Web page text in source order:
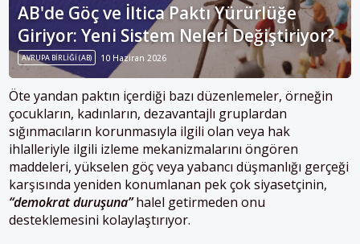
AB'de Göç ve İltica Paktı Yürürlüğe
Giriyor: Yeni Sistem Neleri Değiştiriyor?
AVRUPA BIRLIĞI (AB) 10 Haziran 2026
Öte yandan paktın içerdiği bazı düzenlemeler, örneğin
çocukların, kadınların, dezavantajlı gruplardan
sığınmacıların korunmasıyla ilgili olan veya hak
ihlalleriyle ilgili izleme mekanizmalarını öngören
maddeleri, yükselen göç veya yabancı düşmanlığı gerçeği
karşısında yeniden konumlanan pek çok siyasetçinin,
“demokrat duruşuna”halel getirmeden onu
desteklemesini kolaylaştırıyor.